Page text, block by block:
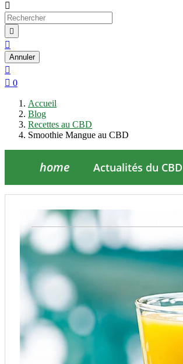



Annuler

 0
Accueil
Blog
Recettes au CBD
Smoothie Mangue au CBD
home Actualités du CBD